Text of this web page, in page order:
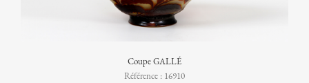
Coupe GALLÉ
Référence : 16910